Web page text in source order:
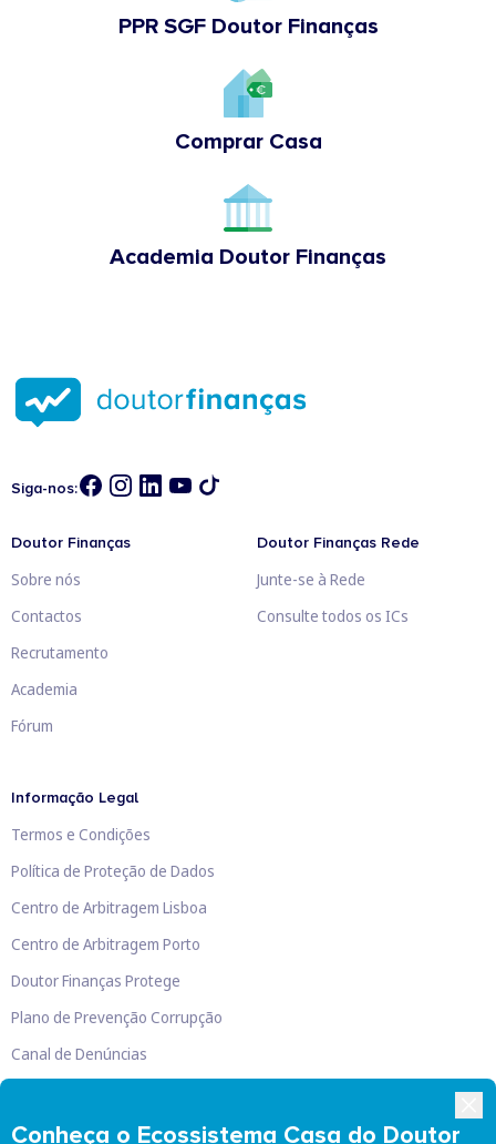
PPR SGF Doutor Finanças
Comprar Casa
Academia Doutor Finanças
Conheça o Ecossistema Casa do Doutor
Siga-nos:
Doutor Finanças
Sobre nós
Contactos
Recrutamento
Academia
Fórum
Doutor Finanças Rede
Junte-se à Rede
Consulte todos os ICs
Informação Legal
Termos e Condições
Política de Proteção de Dados
Centro de Arbitragem Lisboa
Centro de Arbitragem Porto
Doutor Finanças Protege
Plano de Prevenção Corrupção
Canal de Denúncias